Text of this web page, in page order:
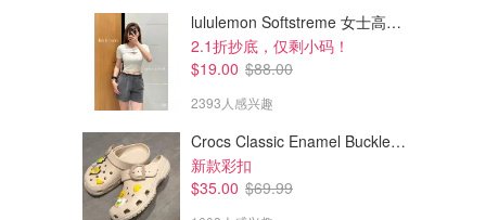
lululemon Softstreme 女士高腰短裤 10cm
2.1折抄底，仅剩小码！
$19.00 $88.00
2393人感兴趣
Crocs Classic Enamel Buckle 卡骆驰布扣便鞋
新款彩扣
$35.00 $69.99